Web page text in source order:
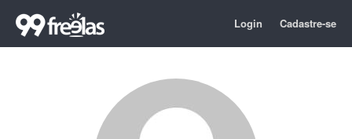
Login Cadastre-se